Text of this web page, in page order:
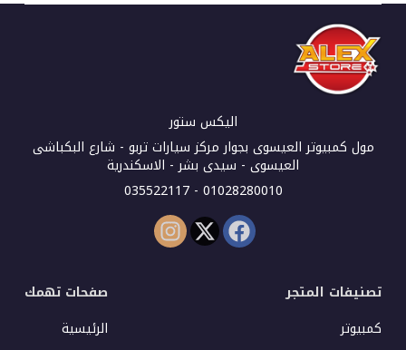
اليكس ستور
مول كمبيوتر العيسوى بجوار مركز سيارات تربو - شارع البكباشى
العيسوى - سيدى بشر - الاسكندرية
01028280010 - 035522117
تصنيفات المتجر
كمبيوتر
صفحات تهمك
الرئيسية